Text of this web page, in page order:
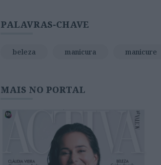
PALAVRAS-CHAVE
beleza manicura manicure
MAIS NO PORTAL